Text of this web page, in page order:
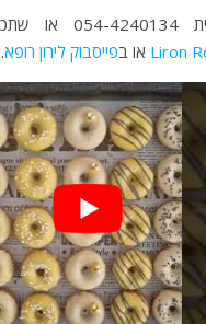
לי ב
או בפייסבוק לירון רופא.